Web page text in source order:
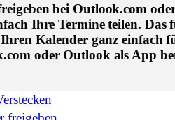
bei Outlook.com
Ihre Termine teilen.
Kalender ganz einfach
oder Outlook als App